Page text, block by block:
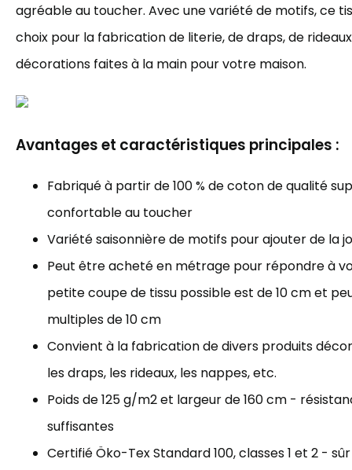
agréable au toucher. Avec une variété de motifs, ce
choix pour la fabrication de literie, de draps, de
décorations faites à la main pour votre maison.
Avantages et caractéristiques principales :
Fabriqué à partir de 100 % de coton de qualité
confortable au toucher
Variété saisonnière de motifs pour ajouter de la
Peut être acheté en métrage pour répondre à
petite coupe de tissu possible est de 10 cm et
multiples de 10 cm
Convient à la fabrication de divers produits
les draps, les rideaux, les nappes, etc.
Poids de 125 g/m2 et largeur de 160 cm -
suffisantes
Certifié Öko-Tex Standard 100, classes 1 et 2 -